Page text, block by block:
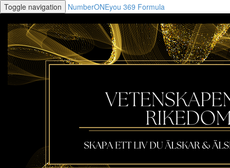
Toggle navigation NumberONEyou 369 Formula